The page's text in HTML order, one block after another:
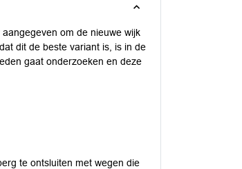
om de nieuwe wijk
dit de beste variant is, is in de
gaat onderzoeken en deze
te ontsluiten met wegen die